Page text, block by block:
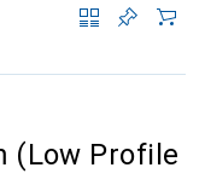
(Low Profile